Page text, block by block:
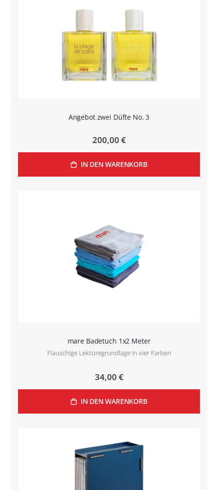
Angebot zwei Düfte No. 3
200,00 €
IN DEN WARENKORB
mare Badetuch 1x2 Meter
Flauschige Lektüregrundlage in vier Farben
34,00 €
IN DEN WARENKORB